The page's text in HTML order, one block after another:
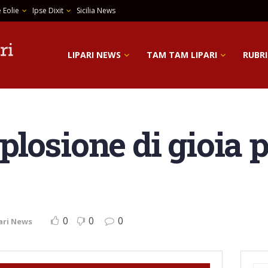
Eolie Ipse Dixit Sicilia News
LIPARI NEWS TAM TAM LIPARI
di gioia
News 0 0 0